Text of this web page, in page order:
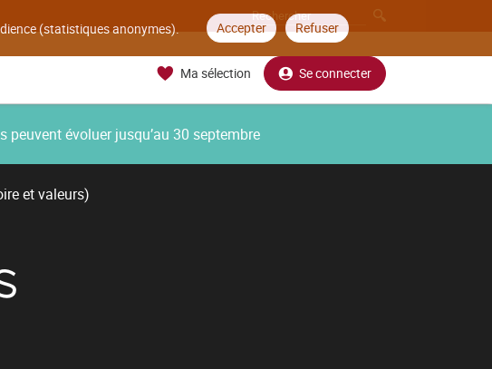
(statistiques anonymes). Accepter Refuser
Ma sélection Se connecter
évoluer jusqu’au 30 septembre
et valeurs)